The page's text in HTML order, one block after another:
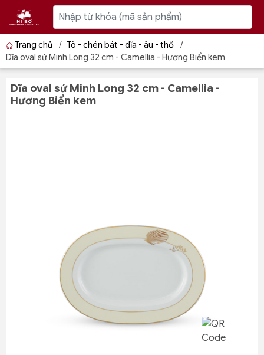
Trang chủ / Tô - chén bát - dĩa - âu - thố
/
Dĩa oval sứ Minh Long 32 cm - Camellia - Hương Biển kem
Dĩa oval sứ Minh Long 32 cm - Camellia -
Hương Biển kem